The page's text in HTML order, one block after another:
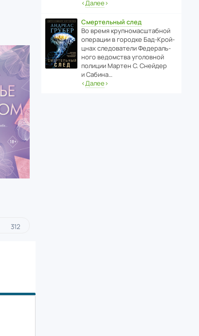
312
‹Далее›
Смертельный след
Во время круп­но­мас­ш­та­бной
операции в городке Бад‑Крой­
цнах следо­ва­тели Феде­раль­
ного ведомства уголо­вной
полиции Мартен С. Снейдер
и Сабина…
‹Далее›